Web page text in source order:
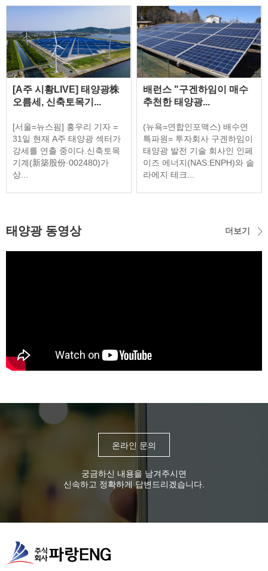
[A주 시황LIVE] 태양광株
오름세, 신축토목기...
[서울=뉴스핌] 홍우리 기자 =
31일 현재 A주 태양광 섹터가
강세를 연출 중이다.신축토목
기계(新築股份·002480)가
상...
배런스 "구겐하임이 매수
추천한 태양광...
(뉴욕=연합인포맥스) 배수연
특파원= 투자회사 구겐하임이
태양광 발전 기술 회사인 인페
이즈 에너지(NAS:ENPH)와 솔
라에지 테크...
태양광 동영상 더보기
온라인 문의
궁금하신 내용을 남겨주시면
신속하고 정확하게 답변드리겠습니다.